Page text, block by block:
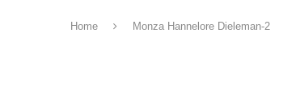
Home Monza Hannelore Dieleman-2